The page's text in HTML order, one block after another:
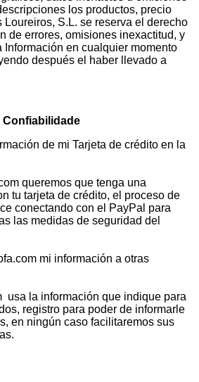
los productos, precio
S.L. se reserva el derecho
de errores, omisiones inexactitud, y
Información en cualquier momento
después el haber llevado a
Confiabilidade
de mi Tarjeta de crédito en la
queremos que tenga una
tu tarjeta de crédito, el proceso de
conectando con el PayPal para
las medidas de seguridad del
mi información a otras
usa la información que indique para
registro para poder de informarle
en ningún caso facilitaremos sus